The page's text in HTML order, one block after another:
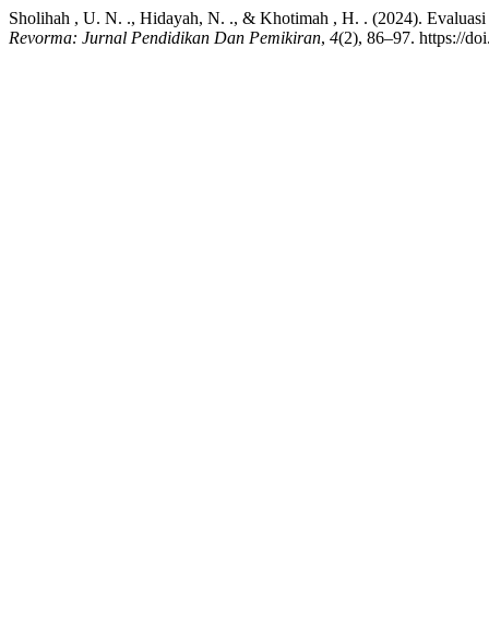
Sholihah , U. N. ., Hidayah, N. ., & Khotimah , H. . (2024).
Revorma: Jurnal Pendidikan Dan Pemikiran, 4(2), 86–97. https://